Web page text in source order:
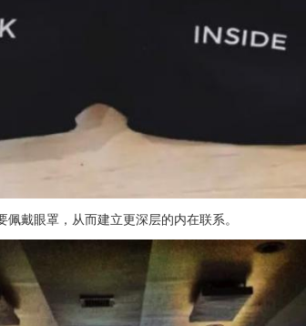
戴眼罩，从而建立更深层的内在联系。